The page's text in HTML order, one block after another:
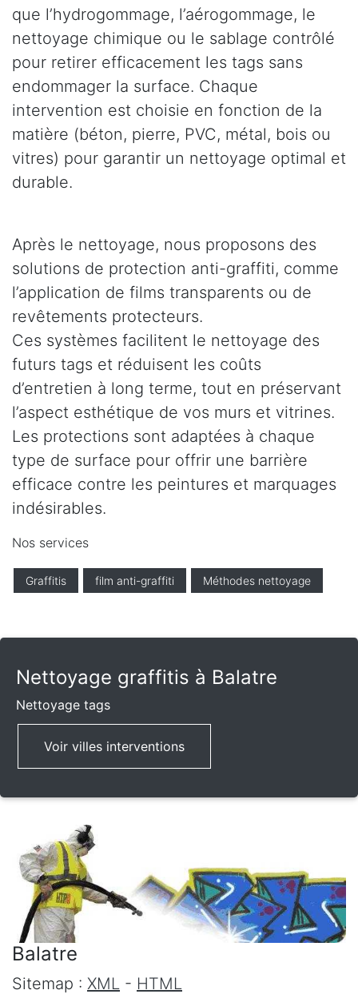
que l’hydrogommage, l’aérogommage, le
nettoyage chimique ou le sablage contrôlé
pour retirer efficacement les tags sans
endommager la surface. Chaque
intervention est choisie en fonction de la
matière (béton, pierre, PVC, métal, bois ou
vitres) pour garantir un nettoyage optimal et
durable.
Après le nettoyage, nous proposons des
solutions de protection anti-graffiti, comme
l’application de films transparents ou de
revêtements protecteurs.
Ces systèmes facilitent le nettoyage des
futurs tags et réduisent les coûts
d’entretien à long terme, tout en préservant
l’aspect esthétique de vos murs et vitrines.
Les protections sont adaptées à chaque
type de surface pour offrir une barrière
efficace contre les peintures et marquages
indésirables.
Nos services
Graffitis film anti-graffiti Méthodes nettoyage
Nettoyage graffitis à Balatre
Nettoyage tags
Voir villes interventions
Balatre
Sitemap : XML - HTML